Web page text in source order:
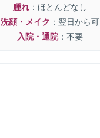
腫れ ：ほとんどなし
洗顔・メイク ：翌日から可
入院・通院 ：不要